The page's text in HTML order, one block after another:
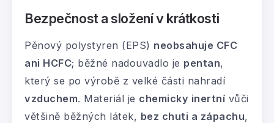
Bezpečnost a složení v krátkosti
Pěnový polystyren (EPS) neobsahuje CFC
ani HCFC; běžné nadouvadlo je pentan,
který se po výrobě z velké části nahradí
vzduchem. Materiál je chemicky inertní vůči
většině běžných látek, bez chuti a zápachu,